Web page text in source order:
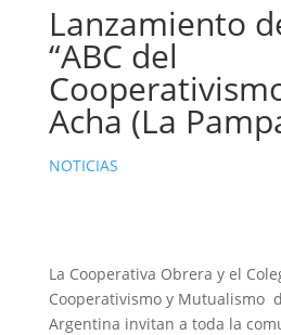
Lanzamiento
“ABC del
Acha (La
NOTICIAS
La Cooperativa Obrera y el
Cooperativismo y Mutualismo
Argentina invitan a toda la